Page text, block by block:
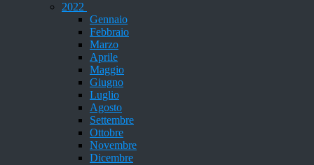
2022
Gennaio
Febbraio
Marzo
Aprile
Maggio
Giugno
Luglio
Agosto
Settembre
Ottobre
Novembre
Dicembre